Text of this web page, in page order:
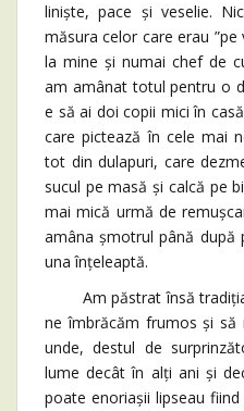
liniște, pace și veselie.
măsura celor care erau
la mine și numai chef de
am amânat totul pentru o
e să ai doi copii mici în
care pictează în cele mai
tot din dulapuri, care
sucul pe masă și calcă pe
mai mică urmă de
amâna șmotrul până după
una înțeleaptă.
Am păstrat însă tradiția
ne îmbrăcăm frumos și
unde, destul de
lume decât în alți ani și
poate enoriașii lipseau